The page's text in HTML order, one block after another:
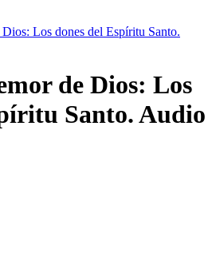
Los dones del Espíritu Santo.
de Dios: Los
Santo. Audio